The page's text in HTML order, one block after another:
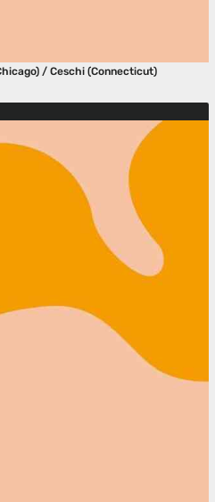
/ Ceschi (Connecticut)